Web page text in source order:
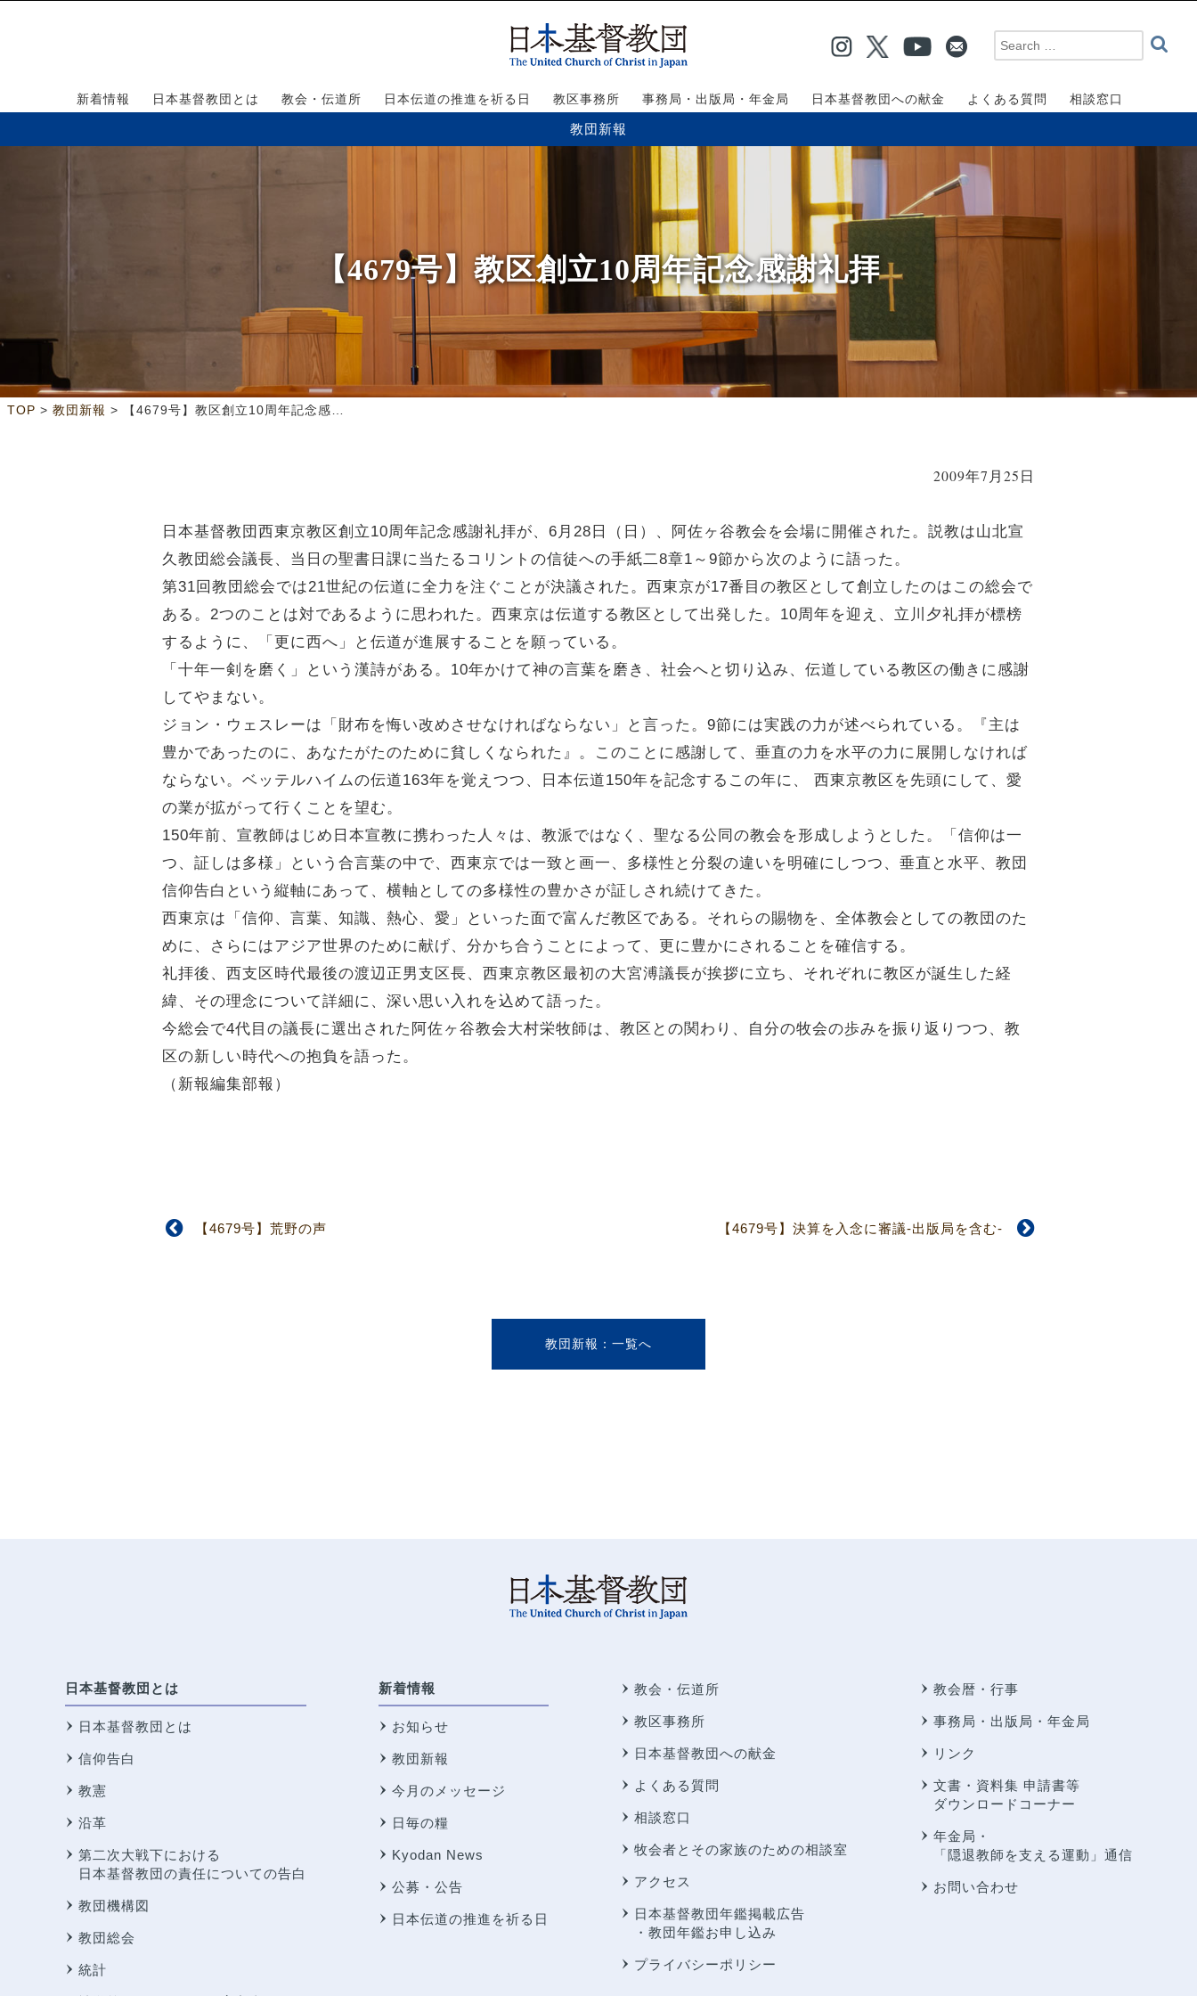
新着情報 日本基督教団とは 教会・伝道所 日本伝道の推進を祈る日 教区事務所 事務局・出版局・年金局 日本基督教団への献金 よくある質問 相談窓口
教団新報
【4679号】教区創立10周年記念感謝礼拝
TOP > 教団新報 > 【4679号】教区創立10周年記念感謝礼拝
2009年7月25日
日本基督教団西東京教区創立10周年記念感謝礼拝が、6月28日（日）、阿佐ヶ谷教会を会場に開催された。説教は山北宣
久教団総会議長、当日の聖書日課に当たるコリントの信徒への手紙二8章1～9節から次のように語った。
第31回教団総会では21世紀の伝道に全力を注ぐことが決議された。西東京が17番目の教区として創立したのはこの総会で
ある。2つのことは対であるように思われた。西東京は伝道する教区として出発した。10周年を迎え、立川夕礼拝が標榜
するように、「更に西へ」と伝道が進展することを願っている。
「十年一剣を磨く」という漢詩がある。10年かけて神の言葉を磨き、社会へと切り込み、伝道している教区の働きに感謝
してやまない。
ジョン・ウェスレーは「財布を悔い改めさせなければならない」と言った。9節には実践の力が述べられている。『主は
豊かであったのに、あなたがたのために貧しくなられた』。このことに感謝して、垂直の力を水平の力に展開しなければ
ならない。ベッテルハイムの伝道163年を覚えつつ、日本伝道150年を記念するこの年に、 西東京教区を先頭にして、愛
の業が拡がって行くことを望む。
150年前、宣教師はじめ日本宣教に携わった人々は、教派ではなく、聖なる公同の教会を形成しようとした。「信仰は一
つ、証しは多様」という合言葉の中で、西東京では一致と画一、多様性と分裂の違いを明確にしつつ、垂直と水平、教団
信仰告白という縦軸にあって、横軸としての多様性の豊かさが証しされ続けてきた。
西東京は「信仰、言葉、知識、熱心、愛」といった面で富んだ教区である。それらの賜物を、全体教会としての教団のた
めに、さらにはアジア世界のために献げ、分かち合うことによって、更に豊かにされることを確信する。
礼拝後、西支区時代最後の渡辺正男支区長、西東京教区最初の大宮溥議長が挨拶に立ち、それぞれに教区が誕生した経
緯、その理念について詳細に、深い思い入れを込めて語った。
今総会で4代目の議長に選出された阿佐ヶ谷教会大村栄牧師は、教区との関わり、自分の牧会の歩みを振り返りつつ、教
区の新しい時代への抱負を語った。
（新報編集部報）
【4679号】荒野の声 【4679号】決算を入念に審議-出版局を含む-
教団新報
日本基督教団とは
日本基督教団とは
信仰告白
教憲
沿革
第二次大戦下における
日本基督教団の責任についての告白
教団機構図
教団総会
統計
新着情報
お知らせ
教団新報
今月のメッセージ
日毎の糧
Kyodan News
公募・公告
日本伝道の推進を祈る日
教会・伝道所
教区事務所
日本基督教団への献金
よくある質問
相談窓口
牧会者とその家族のための相談室
アクセス
日本基督教団年鑑掲載広告
・教団年鑑お申し込み
プライバシーポリシー
教会暦・行事
事務局・出版局・年金局
リンク
文書・資料集 申請書等
ダウンロードコーナー
年金局・
「隠退教師を支える運動」通信
お問い合わせ